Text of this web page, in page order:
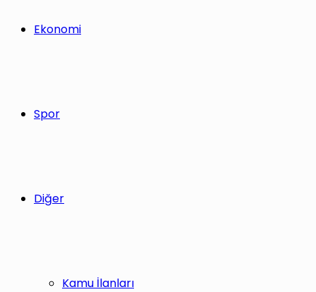
Ekonomi
Spor
Diğer
Kamu İlanları